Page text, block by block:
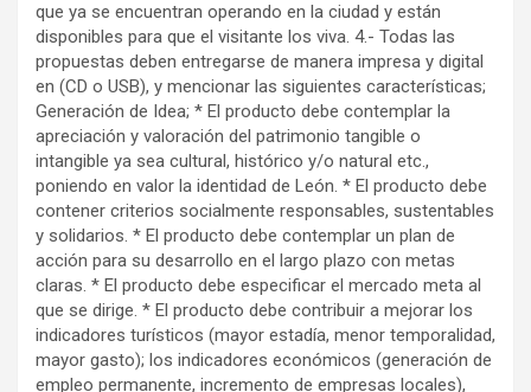
que ya se encuentran operando en la ciudad y están
disponibles para que el visitante los viva. 4.- Todas las
propuestas deben entregarse de manera impresa y digital
en (CD o USB), y mencionar las siguientes características;
Generación de Idea; * El producto debe contemplar la
apreciación y valoración del patrimonio tangible o
intangible ya sea cultural, histórico y/o natural etc.,
poniendo en valor la identidad de León. * El producto debe
contener criterios socialmente responsables, sustentables
y solidarios. * El producto debe contemplar un plan de
acción para su desarrollo en el largo plazo con metas
claras. * El producto debe especificar el mercado meta al
que se dirige. * El producto debe contribuir a mejorar los
indicadores turísticos (mayor estadía, menor temporalidad,
mayor gasto); los indicadores económicos (generación de
empleo permanente, incremento de empresas locales),